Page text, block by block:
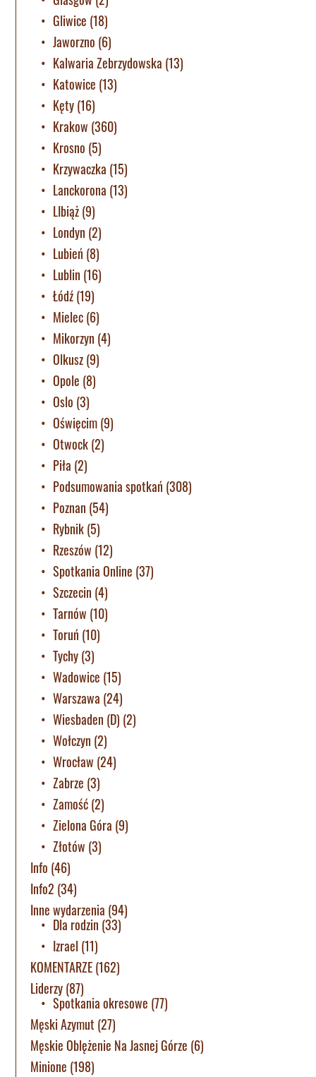
Gliwice (18)
Jaworzno (6)
Kalwaria Zebrzydowska (13)
Katowice (13)
Kęty(16)
Krakow (360)
Krosno (5)
Krzywaczka (15)
Lanckorona (13)
LIbiąż(9)
Londyn (2)
Lubień (8)
Lublin (16)
Łódź(19)
Mielec(6)
Mikorzyn (4)
Olkusz(9)
Opole (8)
Oslo (3)
Oświęcim(9)
Otwock(2)
Piła (2)
Podsumowania spotkań (308)
Poznan (54)
Rybnik(5)
Rzeszów (12)
Spotkania Online (37)
Szczecin (4)
Tarnów (10)
Toruń (10)
Tychy(3)
Wadowice (15)
Warszawa (24)
Wiesbaden (D) (2)
Wołczyn (2)
Wrocław (24)
Zabrze (3)
Zamość(2)
Zielona Góra (9)
Złotów (3)
Info (46)
Info2 (34)
Inne wydarzenia (94)
Dla rodzin (33)
Izrael (11)
KOMENTARZE(162)
Liderzy(87)
Spotkania okresowe (77)
Męski Azymut (27)
Męskie Oblężenie Na Jasnej Górze (6)
Minione (198)